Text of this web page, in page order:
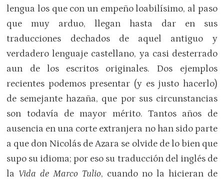
lengua los que con un empeño loabilísimo, al paso
que muy arduo, llegan hasta dar en sus
traducciones dechados de aquel antiguo y
verdadero lenguaje castellano, ya casi desterrado
aun de los escritos originales. Dos ejemplos
recientes podemos presentar (y es justo hacerlo)
de semejante hazaña, que por sus circunstancias
son todavía de mayor mérito. Tantos años de
ausencia en una corte extranjera no han sido parte
a que don Nicolás de Azara se olvide de lo bien que
supo su idioma; por eso su traducción del inglés de
la Vida de Marco Tulio, cuando no la hicieran de